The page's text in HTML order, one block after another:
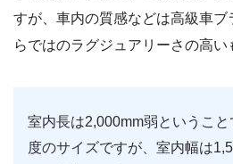
すが、車内の質感などは高級車
らではのラグジュアリーさの高い
室内長は2,000mm弱というこ
度のサイズですが、室内幅は